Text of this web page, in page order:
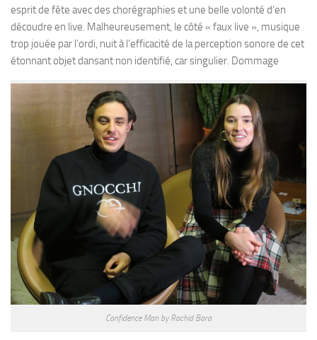
esprit de fête avec des chorégraphies et une belle volonté d’en
découdre en live. Malheureusement, le côté « faux live », musique
trop jouée par l’ordi, nuit à l’efficacité de la perception sonore de cet
étonnant objet dansant non identifié, car singulier. Dommage
Confidence Man by Rachid Bara